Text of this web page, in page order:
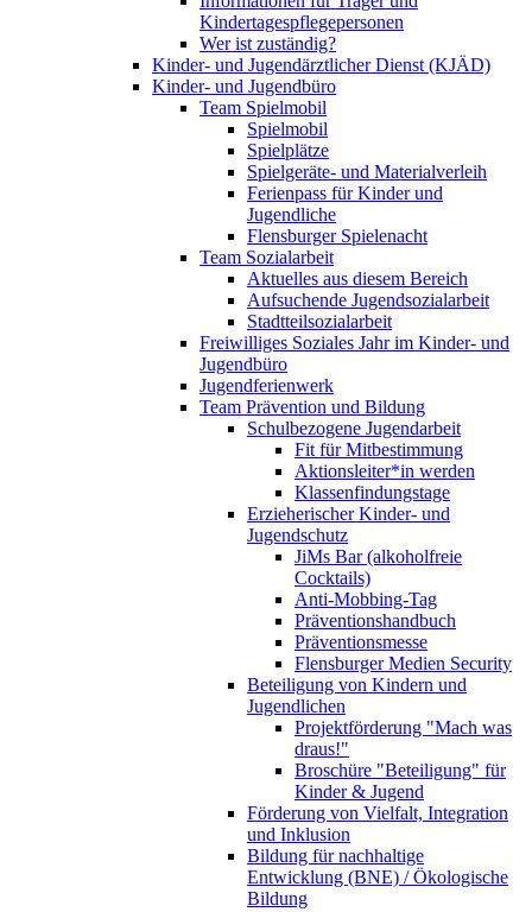
Kindertagespflegepersonen
Wer ist zuständig?
Kinder- und Jugendärztlicher Dienst (KJÄD)
Kinder- und Jugendbüro
Team Spielmobil
Spielmobil
Spielplätze
Spielgeräte- und Materialverleih
Ferienpass für Kinder und
Jugendliche
Flensburger Spielenacht
Team Sozialarbeit
Aktuelles aus diesem Bereich
Aufsuchende Jugendsozialarbeit
Stadtteilsozialarbeit
Freiwilliges Soziales Jahr im Kinder- und
Jugendbüro
Jugendferienwerk
Team Prävention und Bildung
Schulbezogene Jugendarbeit
Fit für Mitbestimmung
Aktionsleiter*in werden
Klassenfindungstage
Erzieherischer Kinder- und
Jugendschutz
JiMs Bar (alkoholfreie
Cocktails)
Anti-Mobbing-Tag
Präventionshandbuch
Präventionsmesse
Flensburger Medien Security
Beteiligung von Kindern und
Jugendlichen
Projektförderung "Mach was
draus!"
Broschüre "Beteiligung" für
Kinder & Jugend
Förderung von Vielfalt, Integration
und Inklusion
Bildung für nachhaltige
Entwicklung (BNE) / Ökologische
Bildung